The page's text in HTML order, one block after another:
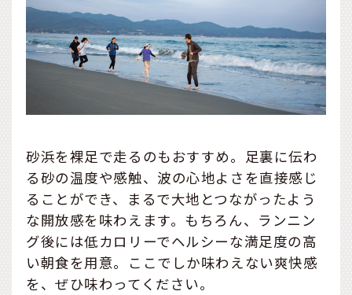
砂浜を裸足で走るのもおすすめ。足裏に伝わ
る砂の温度や感触、波の心地よさを直接感じ
ることができ、まるで大地とつながったよう
な開放感を味わえます。もちろん、ランニン
グ後には低カロリーでヘルシーな満足度の高
い朝食を用意。ここでしか味わえない爽快感
を、ぜひ味わってください。